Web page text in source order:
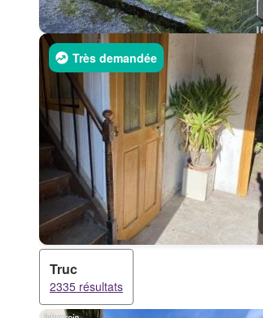
Très demandée
Truc
2335 résultats